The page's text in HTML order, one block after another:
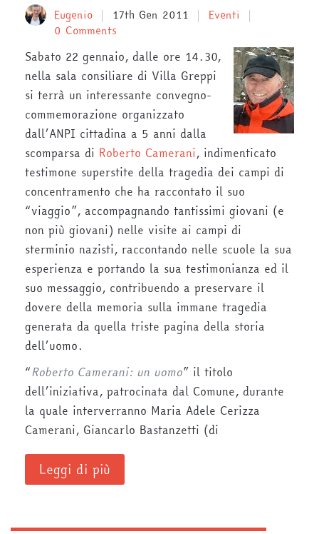
Eugenio 17th Gen 2011
Eventi
0 Comments
Sabato 22 gennaio, dalle ore 14.30,
nella sala consiliare di Villa Greppi
si terrà un interessante convegno-
commemorazione organizzato
dall’ANPI cittadina a 5 anni dalla
scomparsa di Roberto Camerani, indimenticato
testimone superstite della tragedia dei campi di
concentramento che ha raccontato il suo
“viaggio”, accompagnando tantissimi giovani (e
non più giovani) nelle visite ai campi di
sterminio nazisti, raccontando nelle scuole la sua
esperienza e portando la sua testimonianza ed il
suo messaggio, contribuendo a preservare il
dovere della memoria sulla immane tragedia
generata da quella triste pagina della storia
dell’uomo.
“Roberto Camerani: un uomo” il titolo
dell’iniziativa, patrocinata dal Comune, durante
la quale interverranno Maria Adele Cerizza
Camerani, Giancarlo Bastanzetti (di
Leggi di più